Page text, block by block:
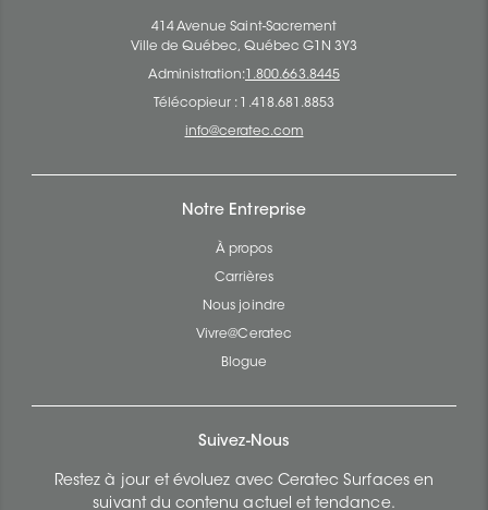
414 Avenue Saint-Sacrement
Ville de Québec, Québec G1N 3Y3
Administration: 1.800.663.8445
Télécopieur : 1.418.681.8853
info@ceratec.com
Notre Entreprise
À propos
Carrières
Nous joindre
Vivre@Ceratec
Blogue
Suivez-Nous
Restez à jour et évoluez avec Ceratec Surfaces en
suivant du contenu actuel et tendance.